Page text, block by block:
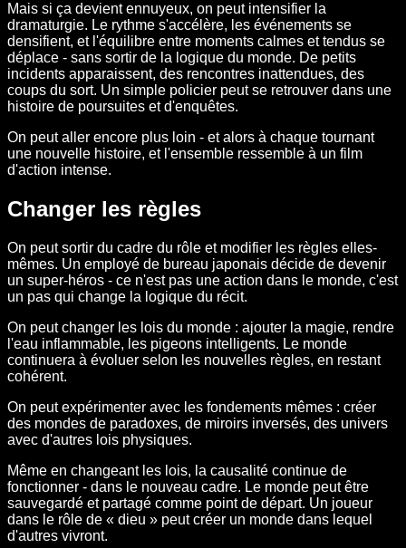
Mais si ça devient ennuyeux, on peut intensifier la
dramaturgie. Le rythme s'accélère, les événements se
densifient, et l'équilibre entre moments calmes et tendus se
déplace - sans sortir de la logique du monde. De petits
incidents apparaissent, des rencontres inattendues, des
coups du sort. Un simple policier peut se retrouver dans une
histoire de poursuites et d'enquêtes.
On peut aller encore plus loin - et alors à chaque tournant
une nouvelle histoire, et l'ensemble ressemble à un film
d'action intense.
Changer les règles
On peut sortir du cadre du rôle et modifier les règles elles-
mêmes. Un employé de bureau japonais décide de devenir
un super-héros - ce n'est pas une action dans le monde, c'est
un pas qui change la logique du récit.
On peut changer les lois du monde : ajouter la magie, rendre
l'eau inflammable, les pigeons intelligents. Le monde
continuera à évoluer selon les nouvelles règles, en restant
cohérent.
On peut expérimenter avec les fondements mêmes : créer
des mondes de paradoxes, de miroirs inversés, des univers
avec d'autres lois physiques.
Même en changeant les lois, la causalité continue de
fonctionner - dans le nouveau cadre. Le monde peut être
sauvegardé et partagé comme point de départ. Un joueur
dans le rôle de « dieu » peut créer un monde dans lequel
d'autres vivront.